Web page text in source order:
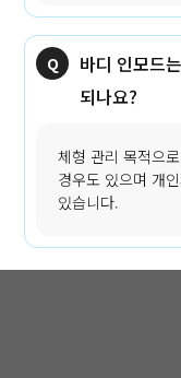
바디 인모드
되나요?
체형 관리 목적으
경우도 있으며 개
있습니다.